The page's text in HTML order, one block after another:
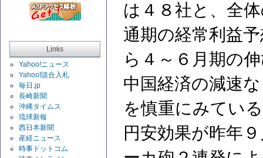
Links
Yahoo!ニュース
Yahoo!談合入札
毎日.jp
長崎新聞
沖縄タイムス
琉球新報
西日本新聞
産経ニュース
時事ドットコム
は４８社と、全
通期の経常利益
ら４～６月期の
中国経済の減速
を慎重にみてい
円安効果が昨年